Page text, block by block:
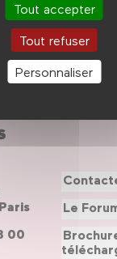
Tout accepter
Tout refuser
Personnaliser
00
Le